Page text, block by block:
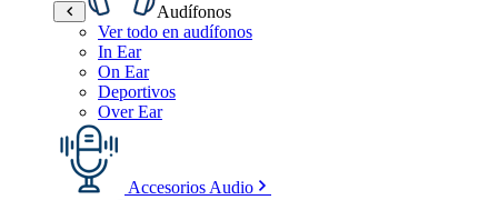
Audífonos
Ver todo en audífonos
In Ear
On Ear
Deportivos
Over Ear
Accesorios Audio